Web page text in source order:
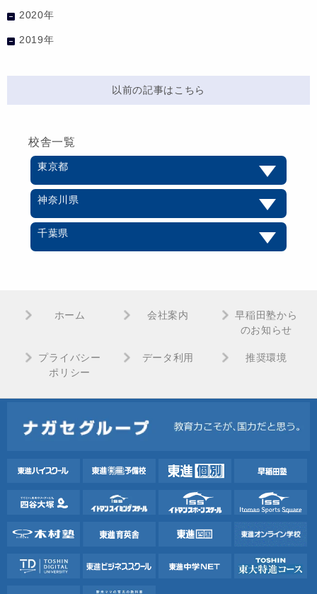
2020年
2019年
以前の記事はこちら
校舎一覧
東京都
神奈川県
千葉県
ホーム 会社案内
早稲田塾から
のお知らせ
プライバシー
ポリシー
データ利用 推奨環境